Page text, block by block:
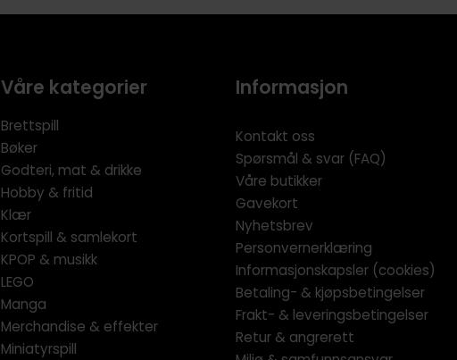
Våre kategorier
Brettspill
Bøker
Godteri, mat & drikke
Hobby & fritid
Klær
Kortspill & samlekort
KPOP & musikk
LEGO
Manga
Merchandise & effekter
Miniatyrspill
Informasjon
Kontakt oss
Spørsmål & svar (FAQ)
Våre butikker
Gavekort
Nyhetsbrev
Personvernerklæring
Informasjonskapsler (cookies)
Betaling- & kjøpsbetingelser
Frakt- & leveringsbetingelser
Retur & angrerett